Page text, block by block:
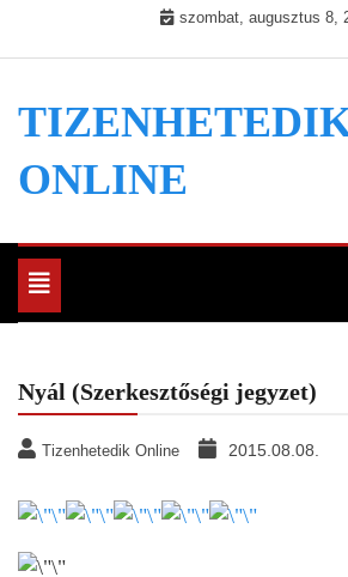
szombat, augusztus 8,
ONLINE
Toggle
navigation
Nyál (Szerkesztőségi jegyzet)
Tizenhetedik Online 2015.08.08.